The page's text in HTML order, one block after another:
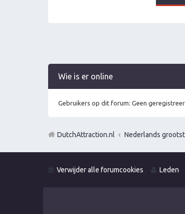
Wie is er online
Gebruikers op dit forum: Geen
DutchAttraction.nl Nederlands
Verwijder alle forumcookies Leden